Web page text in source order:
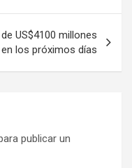
US$4100 millones
en los próximos días
publicar un